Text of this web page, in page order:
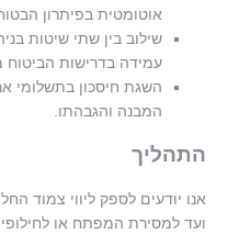
אוטומטית בפיתרון
שילוב בין שתי שיטות
עמידה בדרישות הביטוח
השגת חיסכון בתשלומי
המבנה והגבהתו.
התהליך
אנו יודעים לספק ליווי צמוד
ועד למסירת המפתח או